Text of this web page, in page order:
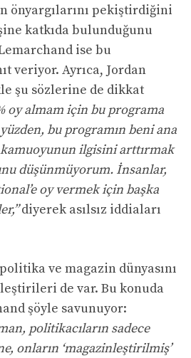
önyargılarını pekiştirdiğini
katkıda bulunduğunu
ise bu
veriyor. Ayrıca, Jordan
şu sözlerine de dikkat
oy almam için bu programa
bu programın beni ana
kamuoyunun ilgisini arttırmak
düşünmüyorum. İnsanlar,
oy vermek için başka
diyerek asılsız iddiaları
ve magazin dünyasını
de var. Bu konuda
şöyle savunuyor:
politikacıların sadece
onların ‘magazinleştirilmiş’